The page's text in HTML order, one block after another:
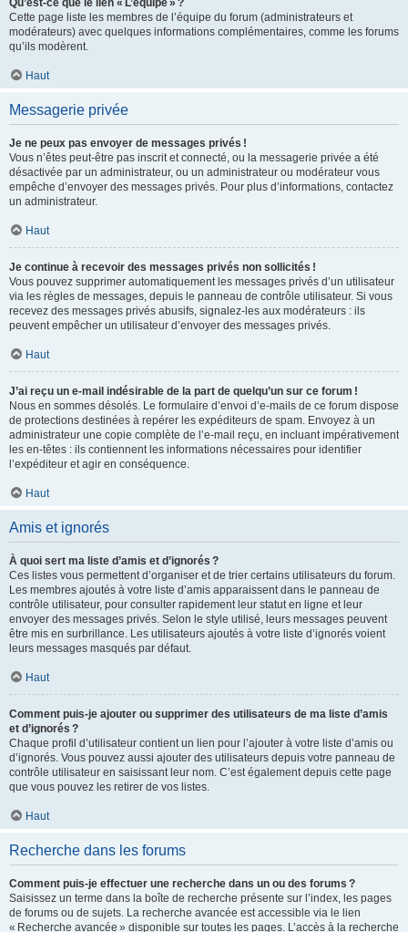
Qu’est-ce que le lien « L’équipe » ?
Cette page liste les membres de l’équipe du forum (administrateurs et
modérateurs) avec quelques informations complémentaires, comme les forums
qu’ils modèrent.
Haut
Messagerie privée
Je ne peux pas envoyer de messages privés !
Vous n’êtes peut-être pas inscrit et connecté, ou la messagerie privée a été
désactivée par un administrateur, ou un administrateur ou modérateur vous
empêche d’envoyer des messages privés. Pour plus d’informations, contactez
un administrateur.
Haut
Je continue à recevoir des messages privés non sollicités !
Vous pouvez supprimer automatiquement les messages privés d’un utilisateur
via les règles de messages, depuis le panneau de contrôle utilisateur. Si vous
recevez des messages privés abusifs, signalez-les aux modérateurs : ils
peuvent empêcher un utilisateur d’envoyer des messages privés.
Haut
J’ai reçu un e-mail indésirable de la part de quelqu’un sur ce forum !
Nous en sommes désolés. Le formulaire d’envoi d’e-mails de ce forum dispose
de protections destinées à repérer les expéditeurs de spam. Envoyez à un
administrateur une copie complète de l’e-mail reçu, en incluant impérativement
les en-têtes : ils contiennent les informations nécessaires pour identifier
l’expéditeur et agir en conséquence.
Haut
Amis et ignorés
À quoi sert ma liste d’amis et d’ignorés ?
Ces listes vous permettent d’organiser et de trier certains utilisateurs du forum.
Les membres ajoutés à votre liste d’amis apparaissent dans le panneau de
contrôle utilisateur, pour consulter rapidement leur statut en ligne et leur
envoyer des messages privés. Selon le style utilisé, leurs messages peuvent
être mis en surbrillance. Les utilisateurs ajoutés à votre liste d’ignorés voient
leurs messages masqués par défaut.
Haut
Comment puis-je ajouter ou supprimer des utilisateurs de ma liste d’amis
et d’ignorés ?
Chaque profil d’utilisateur contient un lien pour l’ajouter à votre liste d’amis ou
d’ignorés. Vous pouvez aussi ajouter des utilisateurs depuis votre panneau de
contrôle utilisateur en saisissant leur nom. C’est également depuis cette page
que vous pouvez les retirer de vos listes.
Haut
Recherche dans les forums
Comment puis-je effectuer une recherche dans un ou des forums ?
Saisissez un terme dans la boîte de recherche présente sur l’index, les pages
de forums ou de sujets. La recherche avancée est accessible via le lien
« Recherche avancée » disponible sur toutes les pages. L’accès à la recherche